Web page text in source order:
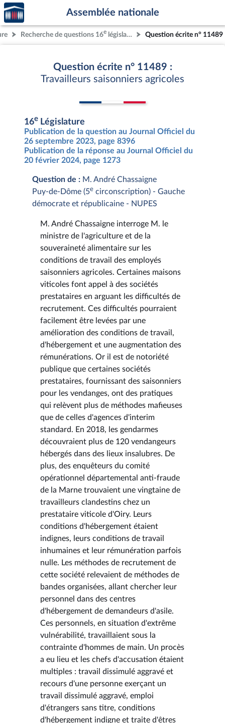
Aller au contenu
Aller en bas de la page
Accèder
à la
page
d'accueil
Assemblée nationale
Recherche de questions 16e législature Question écrite n° 11489
Question écrite n° 11489 :
Travailleurs saisonniers agricoles
16e Législature
Publication de la question au Journal Officiel du
26 septembre 2023, page 8396
Publication de la réponse au Journal Officiel du
20 février 2024, page 1273
Question de : M. André Chassaigne
Puy-de-Dôme (5e circonscription) - Gauche
démocrate et républicaine - NUPES
M. André Chassaigne interroge M. le
ministre de l'agriculture et de la
souveraineté alimentaire sur les
conditions de travail des employés
saisonniers agricoles. Certaines maisons
viticoles font appel à des sociétés
prestataires en arguant les difficultés de
recrutement. Ces difficultés pourraient
facilement être levées par une
amélioration des conditions de travail,
d'hébergement et une augmentation des
rémunérations. Or il est de notoriété
publique que certaines sociétés
prestataires, fournissant des saisonniers
pour les vendanges, ont des pratiques
qui relèvent plus de méthodes mafieuses
que de celles d'agences d'interim
standard. En 2018, les gendarmes
découvraient plus de 120 vendangeurs
hébergés dans des lieux insalubres. De
plus, des enquêteurs du comité
opérationnel départemental anti-fraude
de la Marne trouvaient une vingtaine de
travailleurs clandestins chez un
prestataire viticole d'Oiry. Leurs
conditions d'hébergement étaient
indignes, leurs conditions de travail
inhumaines et leur rémunération parfois
nulle. Les méthodes de recrutement de
cette société relevaient de méthodes de
bandes organisées, allant chercher leur
personnel dans des centres
d'hébergement de demandeurs d'asile.
Ces personnels, en situation d'extrême
vulnérabilité, travaillaient sous la
contrainte d'hommes de main. Un procès
a eu lieu et les chefs d'accusation étaient
multiples : travail dissimulé aggravé et
recours d'une personne exerçant un
travail dissimulé aggravé, emploi
d'étrangers sans titre, conditions
d'hébergement indigne et traite d'êtres